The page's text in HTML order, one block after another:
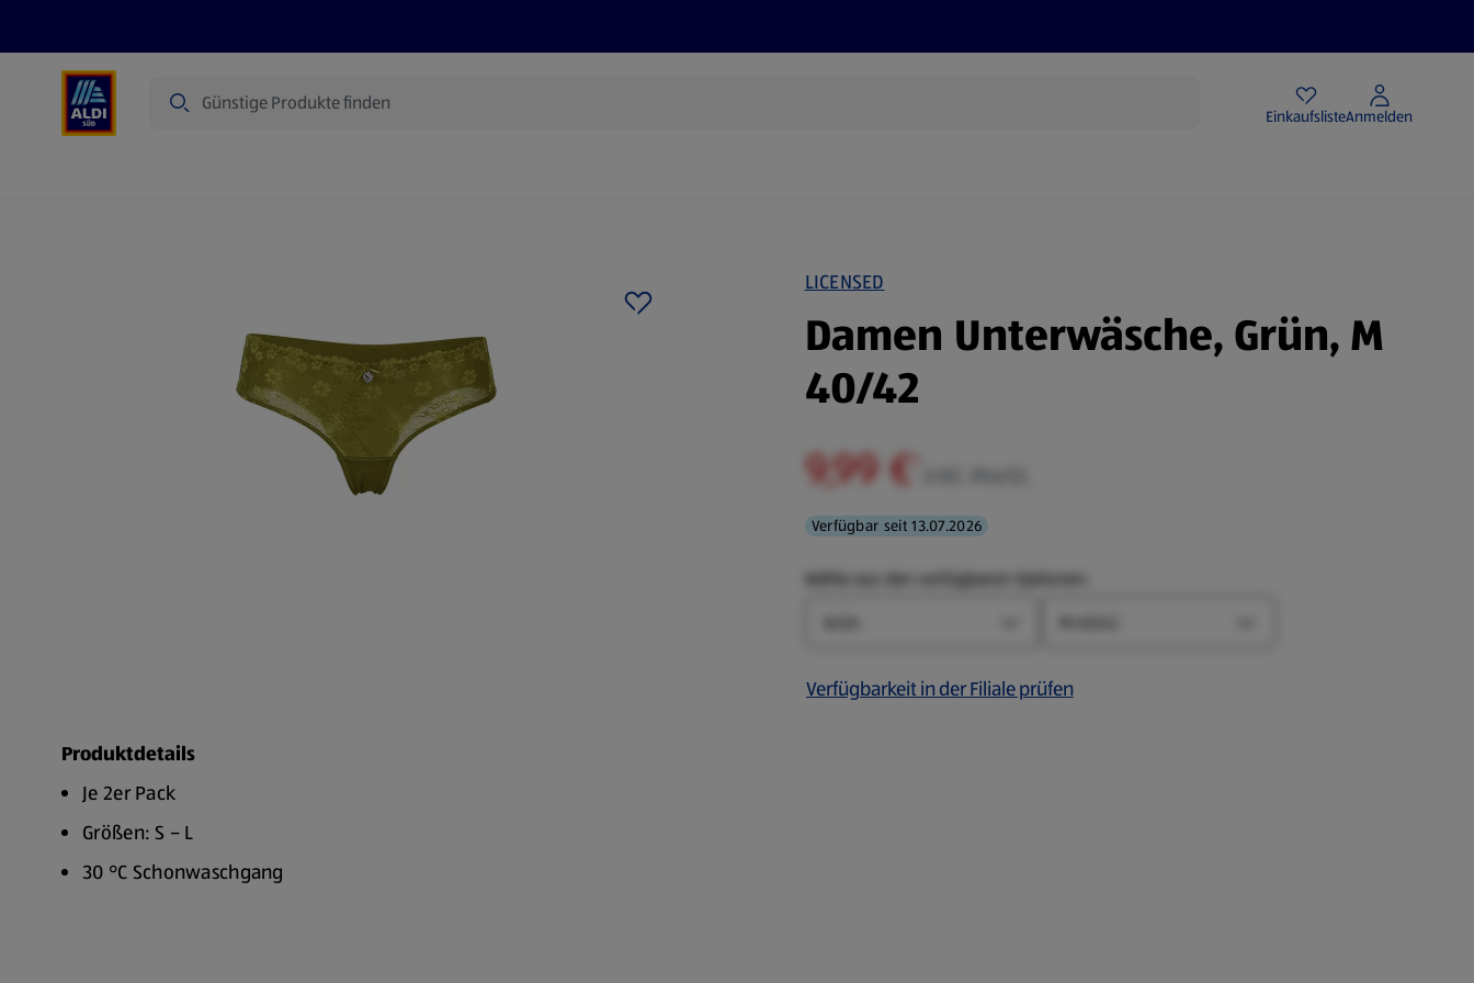
EinkaufslisteAnmelden
LICENSED
Damen Unterwäsche, Grün, M
40/42
9,99 €
Verfügbar seit 13.07.2026
Wähle aus den verfügbaren Optionen:
Farbe-Optionen öffnen
Verfügbarkeit in der Filiale prüfen
Produktdetails
Je 2er Pack
Größen: S – L
30 °C Schonwaschgang